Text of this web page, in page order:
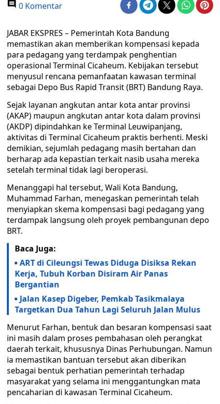
0 Komentar
JABAR EKSPRES – Pemerintah Kota Bandung
memastikan akan memberikan kompensasi kepada
para pedagang yang terdampak penghentian
operasional Terminal Cicaheum. Kebijakan tersebut
menyusul rencana pemanfaatan kawasan terminal
sebagai Depo Bus Rapid Transit (BRT) Bandung Raya.
Sejak layanan angkutan antar kota antar provinsi
(AKAP) maupun angkutan antar kota dalam provinsi
(AKDP) dipindahkan ke Terminal Leuwipanjang,
aktivitas di Terminal Cicaheum praktis berhenti. Meski
demikian, sejumlah pedagang masih bertahan dan
berharap ada kepastian terkait nasib usaha mereka
setelah terminal tidak lagi beroperasi.
Menanggapi hal tersebut, Wali Kota Bandung,
Muhammad Farhan, menegaskan pemerintah telah
menyiapkan skema kompensasi bagi pedagang yang
terdampak langsung oleh proyek pembangunan depo
BRT.
Baca Juga:
ART di Cileungsi Tewas Diduga Disiksa Rekan
Kerja, Tubuh Korban Disiram Air Panas
Bergantian
Jalan Kasep Digeber, Pemkab Tasikmalaya
Targetkan Dua Tahun Lagi Seluruh Jalan Mulus
Menurut Farhan, bentuk dan besaran kompensasi saat
ini masih dalam proses pembahasan oleh perangkat
daerah terkait, khususnya Dinas Perhubungan. Namun
ia memastikan bantuan tersebut akan diberikan
sebagai bentuk perhatian pemerintah terhadap
masyarakat yang selama ini menggantungkan mata
pencaharian di kawasan Terminal Cicaheum.